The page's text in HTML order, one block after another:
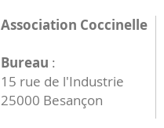
Association Coccinelle
Bureau :
15 rue de l'Industrie
25000 Besançon